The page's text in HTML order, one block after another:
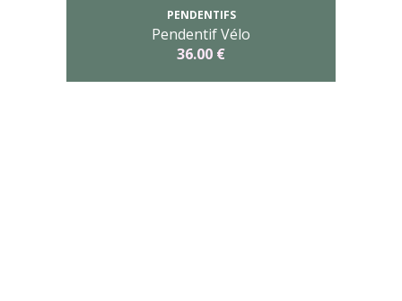
PENDENTIFS
Pendentif Vélo
36.00 €